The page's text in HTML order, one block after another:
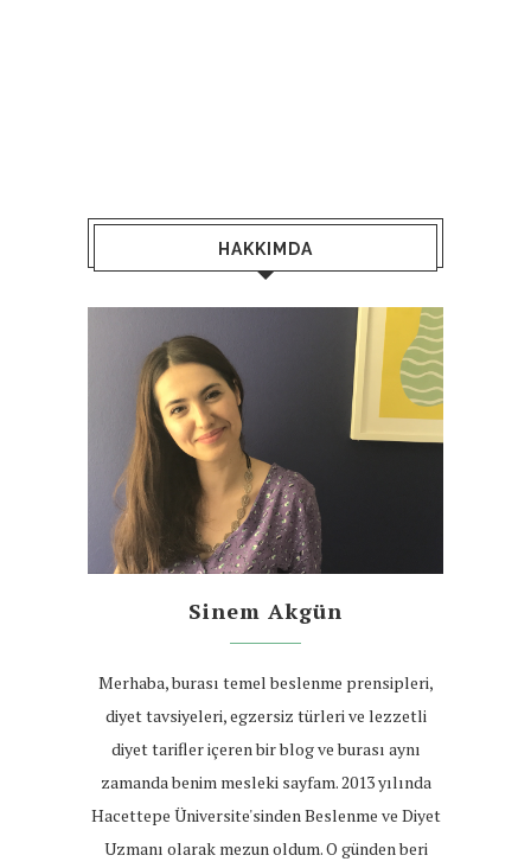
HAKKIMDA
Sinem Akgün
Merhaba, burası temel beslenme prensipleri,
diyet tavsiyeleri, egzersiz türleri ve lezzetli
diyet tarifler içeren bir blog ve burası aynı
zamanda benim mesleki sayfam. 2013 yılında
Hacettepe Üniversite'sinden Beslenme ve Diyet
Uzmanı olarak mezun oldum. O günden beri